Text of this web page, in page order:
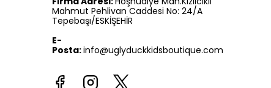
Mahmut Pehlivan Caddesi No: 24/A
Tepebaşı/ESKİŞEHİR
E-
Posta:info@uglyduckkidsboutique.com